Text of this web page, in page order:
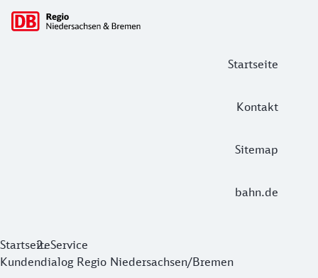
Startseite
Kontakt
Sitemap
bahn.de
Hauptnavigation
Kundendialog Regio Niedersachsen/
Das Team des Kundendialoges DB Regio
StartseiteService
Kundendialog Regio Niedersachsen/Bremen